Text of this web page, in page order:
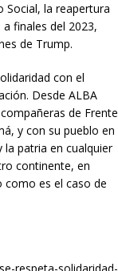
Social, la reapertura
finales del 2023,
de Trump.
con el
Desde ALBA
de Frente
y con su pueblo en
la patria en cualquier
continente, en
como es el caso de